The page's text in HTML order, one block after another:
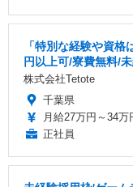
「特別な経験や資
円以上可/寮費無料/
株式会社Tetote
千葉県
月給27万円～34万
正社員